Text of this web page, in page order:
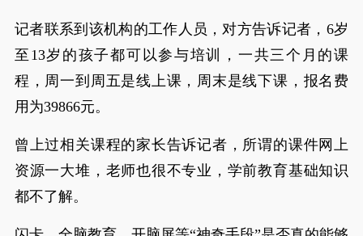
记者联系到该机构的工作人员，对方告诉记者，6岁
至13岁的孩子都可以参与培训，一共三个月的课
程，周一到周五是线上课，周末是线下课，报名费
用为39866元。
曾上过相关课程的家长告诉记者，所谓的课件网上
资源一大堆，老师也很不专业，学前教育基础知识
都不了解。